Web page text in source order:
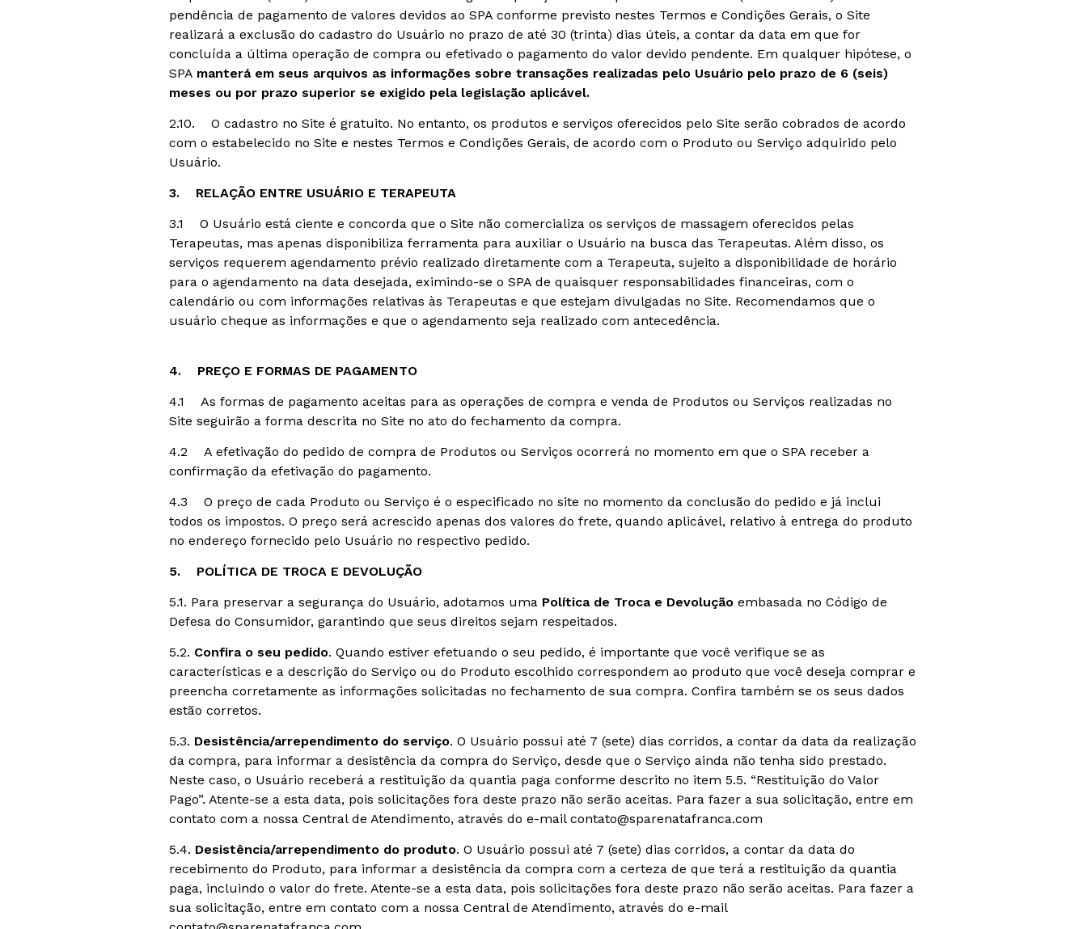
pendência de pagamento de valores devidos ao SPA conforme previsto nestes Termos e Condições Gerais, o Site
realizará a exclusão do cadastro do Usuário no prazo de até 30 (trinta) dias úteis, a contar da data em que for
concluída a última operação de compra ou efetivado o pagamento do valor devido pendente. Em qualquer hipótese, o
SPA manterá em seus arquivos as informações sobre transações realizadas pelo Usuário pelo prazo de 6 (seis)
meses ou por prazo superior se exigido pela legislação aplicável.
2.10. O cadastro no Site é gratuito. No entanto, os produtos e serviços oferecidos pelo Site serão cobrados de acordo
com o estabelecido no Site e nestes Termos e Condições Gerais, de acordo com o Produto ou Serviço adquirido pelo
Usuário.
3. RELAÇÃO ENTRE USUÁRIO E TERAPEUTA
3.1 O Usuário está ciente e concorda que o Site não comercializa os serviços de massagem oferecidos pelas
Terapeutas, mas apenas disponibiliza ferramenta para auxiliar o Usuário na busca das Terapeutas. Além disso, os
serviços requerem agendamento prévio realizado diretamente com a Terapeuta, sujeito a disponibilidade de horário
para o agendamento na data desejada, eximindo-se o SPA de quaisquer responsabilidades financeiras, com o
calendário ou com informações relativas às Terapeutas e que estejam divulgadas no Site. Recomendamos que o
usuário cheque as informações e que o agendamento seja realizado com antecedência.
4. PREÇO E FORMAS DE PAGAMENTO
4.1 As formas de pagamento aceitas para as operações de compra e venda de Produtos ou Serviços realizadas no
Site seguirão a forma descrita no Site no ato do fechamento da compra.
4.2 A efetivação do pedido de compra de Produtos ou Serviços ocorrerá no momento em que o SPA receber a
confirmação da efetivação do pagamento.
4.3 O preço de cada Produto ou Serviço é o especificado no site no momento da conclusão do pedido e já inclui
todos os impostos. O preço será acrescido apenas dos valores do frete, quando aplicável, relativo à entrega do produto
no endereço fornecido pelo Usuário no respectivo pedido.
5. POLÍTICA DE TROCA E DEVOLUÇÃO
5.1. Para preservar a segurança do Usuário, adotamos uma Política de Troca e Devolução embasada no Código de
Defesa do Consumidor, garantindo que seus direitos sejam respeitados.
5.2. Confira o seu pedido. Quando estiver efetuando o seu pedido, é importante que você verifique se as
características e a descrição do Serviço ou do Produto escolhido correspondem ao produto que você deseja comprar e
preencha corretamente as informações solicitadas no fechamento de sua compra. Confira também se os seus dados
estão corretos.
5.3. Desistência/arrependimento do serviço. O Usuário possui até 7 (sete) dias corridos, a contar da data da realização
da compra, para informar a desistência da compra do Serviço, desde que o Serviço ainda não tenha sido prestado.
Neste caso, o Usuário receberá a restituição da quantia paga conforme descrito no item 5.5. “Restituição do Valor
Pago”. Atente-se a esta data, pois solicitações fora deste prazo não serão aceitas. Para fazer a sua solicitação, entre em
contato com a nossa Central de Atendimento, através do e-mail contato@sparenatafranca.com
5.4. Desistência/arrependimento do produto. O Usuário possui até 7 (sete) dias corridos, a contar da data do
recebimento do Produto, para informar a desistência da compra com a certeza de que terá a restituição da quantia
paga, incluindo o valor do frete. Atente-se a esta data, pois solicitações fora deste prazo não serão aceitas. Para fazer a
sua solicitação, entre em contato com a nossa Central de Atendimento, através do e-mail